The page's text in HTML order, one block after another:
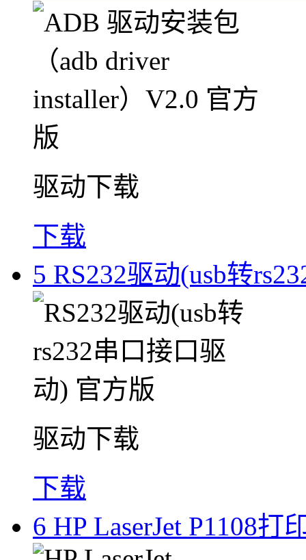
驱动下载
下载
5 RS232驱动(usb转
驱动下载
下载
6 HP LaserJet P1108打